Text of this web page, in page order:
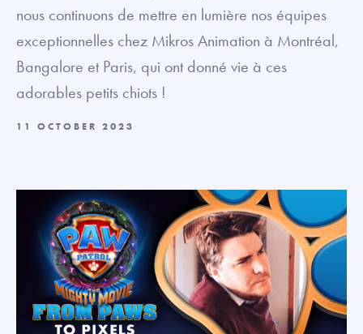
nous continuons de mettre en lumière nos équipes
exceptionnelles chez Mikros Animation à Montréal,
Bangalore et Paris, qui ont donné vie à ces
adorables petits chiots !
11 OCTOBER 2023